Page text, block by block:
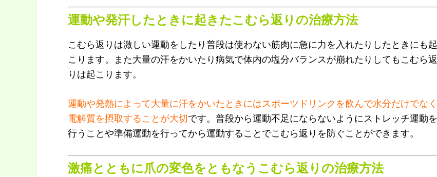
運動や発汗したときに起きたこむら返りの治療方法
こむら返りは激しい運動をしたり普段は使わない筋肉に急に力を入れたりしたときにも起
こります。また大量の汗をかいたり病気で体内の塩分バランスが崩れたりしてもこむら返
りは起こります。
運動や発熱によって大量に汗をかいたときにはスポーツドリンクを飲んで水分だけでなく
電解質を摂取することが大切です。普段から運動不足にならないようにストレッチ運動を
行うことや準備運動を行ってから運動することでこむら返りを防ぐことができます。
激痛とともに爪の変色をともなうこむら返りの治療方法